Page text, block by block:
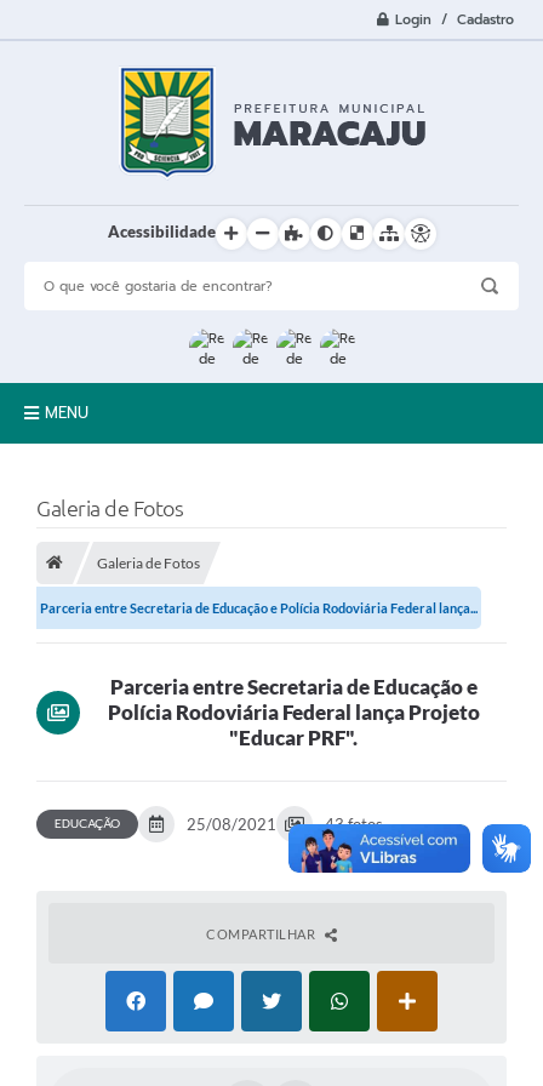
Login / Cadastro
Acessibilidade
MENU
Prefeitura
LGPD
Licitações
Transparência
Serviços para a empresa
Galeria de Fotos
Galeria de Fotos
Parceria entre Secretaria de Educação e Polícia Rodoviária Federal lança...
Parceria entre Secretaria de Educação e
Polícia Rodoviária Federal lança Projeto
"Educar PRF".
EDUCAÇÃO 25/08/2021 43 fotos
COMPARTILHAR